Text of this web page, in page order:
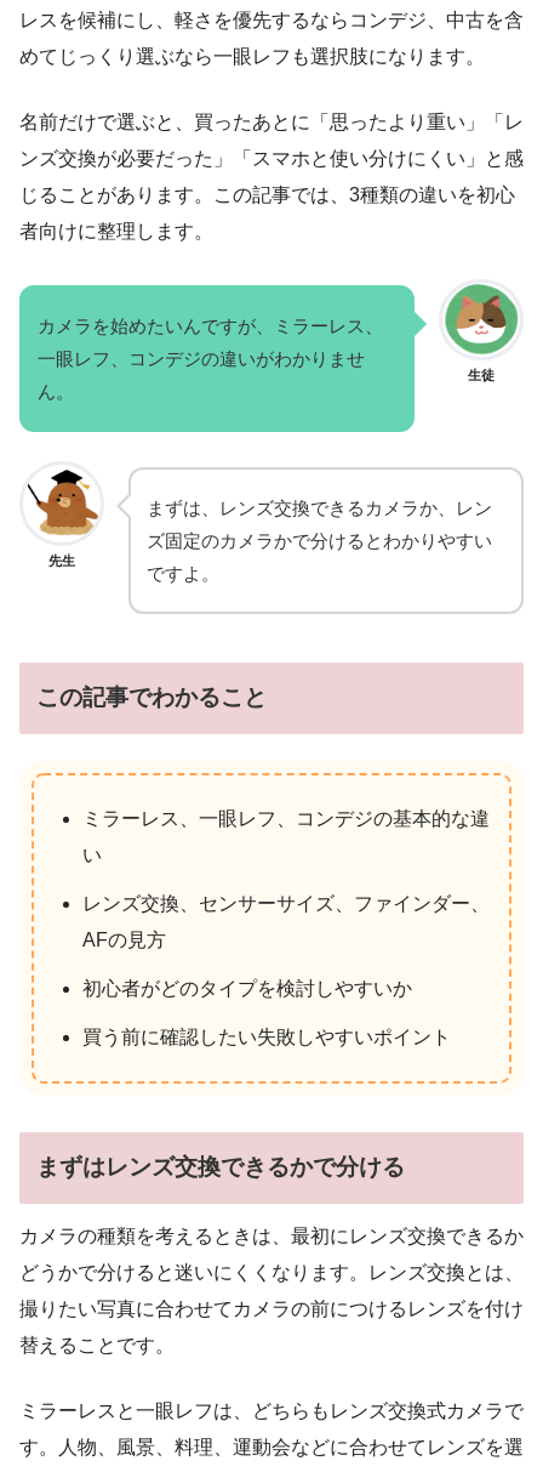
レスを候補にし、軽さを優先するならコンデジ、中古を含
めてじっくり選ぶなら一眼レフも選択肢になります。
名前だけで選ぶと、買ったあとに「思ったより重い」「レ
ンズ交換が必要だった」「スマホと使い分けにくい」と感
じることがあります。この記事では、3種類の違いを初心
者向けに整理します。
生徒
カメラを始めたいんですが、ミラーレス、
一眼レフ、コンデジの違いがわかりませ
ん。
先生
まずは、レンズ交換できるカメラか、レン
ズ固定のカメラかで分けるとわかりやすい
ですよ。
この記事でわかること
ミラーレス、一眼レフ、コンデジの基本的な違
い
レンズ交換、センサーサイズ、ファインダー、
AFの見方
初心者がどのタイプを検討しやすいか
買う前に確認したい失敗しやすいポイント
まずはレンズ交換できるかで分ける
カメラの種類を考えるときは、最初にレンズ交換できるか
どうかで分けると迷いにくくなります。レンズ交換とは、
撮りたい写真に合わせてカメラの前につけるレンズを付け
替えることです。
ミラーレスと一眼レフは、どちらもレンズ交換式カメラで
す。人物、風景、料理、運動会などに合わせてレンズを選